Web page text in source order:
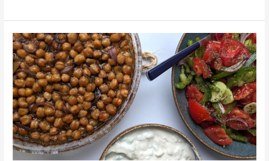
με
μαύρες
φακές,
βίγκαν
μαγιονέζα
και
μια
νότα
θάλασσας